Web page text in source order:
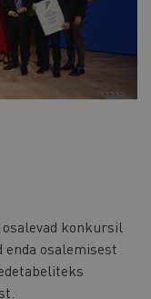
konkursil
enda osalemisest